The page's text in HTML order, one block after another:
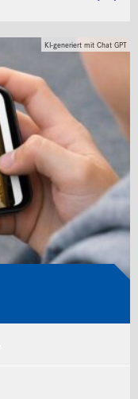
KI-generiert mit Chat GPT